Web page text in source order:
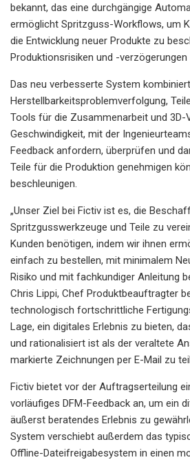
bekannt, das eine durchgängige
ermöglicht Spritzguss-Workflows, um
die Entwicklung neuer Produkte zu
Produktionsrisiken und -verzögerungen
Das neu verbesserte System
Herstellbarkeitsproblemverfolgung,
Tools für die Zusammenarbeit und 3D-
Geschwindigkeit, mit der
Feedback anfordern, überprüfen und
Teile für die Produktion genehmigen
beschleunigen.
„Unser Ziel bei Fictiv ist es, die
Spritzgusswerkzeuge und Teile zu
Kunden benötigen, indem wir ihnen
einfach zu bestellen, mit minimalem
Risiko und mit fachkundiger Anleitung
Chris Lippi, Chef Produktbeauftragter
technologisch fortschrittliche
Lage, ein digitales Erlebnis zu bieten,
und rationalisiert ist als der veraltete
markierte Zeichnungen per E-Mail zu
Fictiv bietet vor der Auftragserteilung
vorläufiges DFM-Feedback an, um ein
äußerst beratendes Erlebnis zu
System verschiebt außerdem das
Offline-Dateifreigabesystem in einen